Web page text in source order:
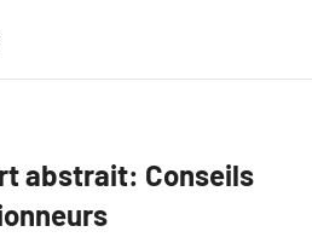
abstrait: Conseils